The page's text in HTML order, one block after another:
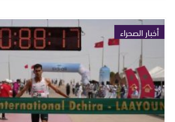
أخبار الصحراء